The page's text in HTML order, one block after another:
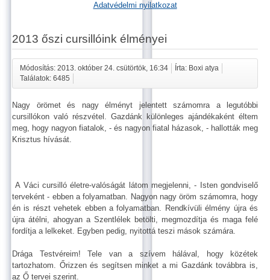
Adatvédelmi nyilatkozat
2013 őszi cursillóink élményei
Módosítás: 2013. október 24. csütörtök, 16:34
Írta: Boxi atya
Találatok: 6485
Nagy örömet és nagy élményt jelentett számomra a legutóbbi
cursillókon való részvétel. Gazdánk különleges ajándékaként éltem
meg, hogy nagyon fiatalok, - és nagyon fiatal házasok, - hallották meg
Krisztus hívását.
A Váci cursilló életre-valóságát látom megjelenni, - Isten gondviselő
terveként - ebben a folyamatban. Nagyon nagy öröm számomra, hogy
én is részt vehetek ebben a folyamatban. Rendkívüli élmény újra és
újra átélni, ahogyan a Szentlélek betölti, megmozdítja és maga felé
fordítja a lelkeket. Egyben pedig, nyitottá teszi mások számára.
Drága Testvéreim! Tele van a szívem hálával, hogy közétek
tartozhatom. Őrizzen és segítsen minket a mi Gazdánk továbbra is,
az Ő tervei szerint.